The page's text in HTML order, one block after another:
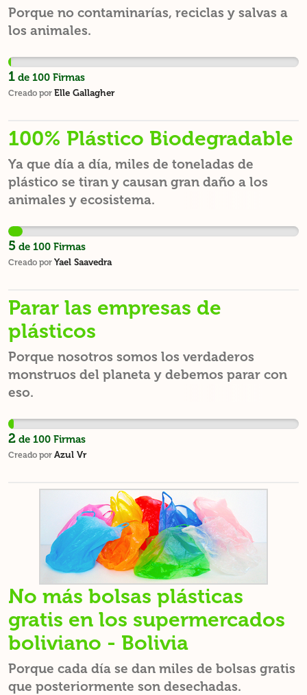
Porque no contaminarías, reciclas y salvas a
los animales.
1 de 100 Firmas
Creado por Elle Gallagher
100% Plástico Biodegradable
Ya que día a día, miles de toneladas de
plástico se tiran y causan gran daño a los
animales y ecosistema.
5 de 100 Firmas
Creado por Yael Saavedra
Parar las empresas de
plásticos
Porque nosotros somos los verdaderos
monstruos del planeta y debemos parar con
eso.
2 de 100 Firmas
Creado por Azul Vr
No más bolsas plásticas
gratis en los supermercados
boliviano - Bolivia
Porque cada día se dan miles de bolsas gratis
que posteriormente son desechadas.